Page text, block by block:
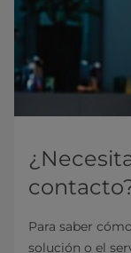
Para saber
solución o el